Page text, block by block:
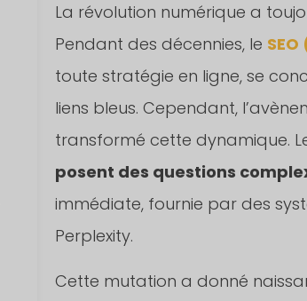
La révolution numérique a
Pendant des décennies, le
toute stratégie en ligne, se
liens bleus. Cependant,
transformé cette dynamique.
posent des questions
immédiate, fournie par des
Perplexity.
Cette mutation a donné